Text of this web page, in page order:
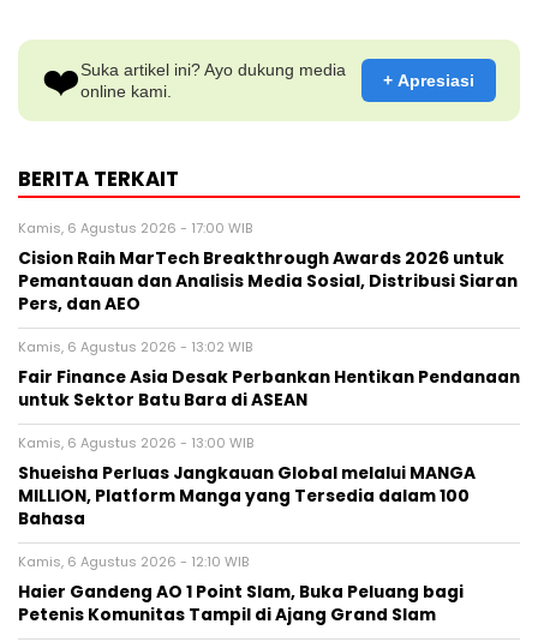
❤️Suka artikel ini? Ayo dukung media
online kami.
+ Apresiasi
BERITA TERKAIT
Kamis, 6 Agustus 2026 - 17:00 WIB
Cision Raih MarTech Breakthrough Awards 2026 untuk
Pemantauan dan Analisis Media Sosial, Distribusi Siaran
Pers, dan AEO
Kamis, 6 Agustus 2026 - 13:02 WIB
Fair Finance Asia Desak Perbankan Hentikan Pendanaan
untuk Sektor Batu Bara di ASEAN
Kamis, 6 Agustus 2026 - 13:00 WIB
Shueisha Perluas Jangkauan Global melalui MANGA
MILLION, Platform Manga yang Tersedia dalam 100
Bahasa
Kamis, 6 Agustus 2026 - 12:10 WIB
Haier Gandeng AO 1 Point Slam, Buka Peluang bagi
Petenis Komunitas Tampil di Ajang Grand Slam